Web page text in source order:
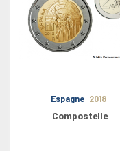
Espagne 2018
Compostelle